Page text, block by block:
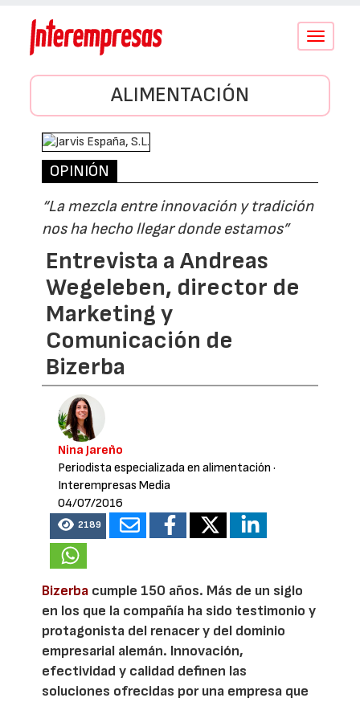
Conmutar
ALIMENTACIÓN
OPINIÓN
“La mezcla entre innovación y tradición
nos ha hecho llegar donde estamos”
Entrevista a Andreas
Wegeleben, director de
Marketing y
Comunicación de
Bizerba
Nina Jareño
Periodista especializada en alimentación ·
Interempresas Media
04/07/2016
2189
Bizerba cumple 150 años. Más de un siglo
en los que la compañía ha sido testimonio y
protagonista del renacer y del dominio
empresarial alemán. Innovación,
efectividad y calidad definen las
soluciones ofrecidas por una empresa que